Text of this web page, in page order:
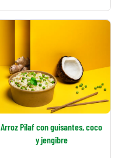
Arroz Pilaf con guisantes, coco
y jengibre